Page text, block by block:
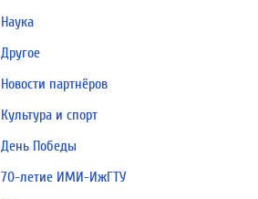
Наука
Другое
Новости партнёров
Культура и спорт
День Победы
70-летие ИМИ-ИжГТУ